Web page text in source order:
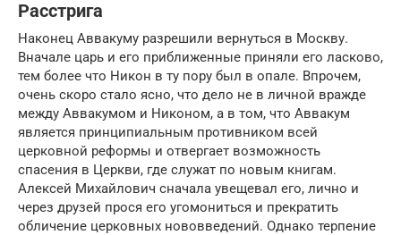
Расстрига
Наконец Аввакуму разрешили вернуться в Москву.
Вначале царь и его приближенные приняли его ласково,
тем более что Никон в ту пору был в опале. Впрочем,
очень скоро стало ясно, что дело не в личной вражде
между Аввакумом и Никоном, а в том, что Аввакум
является принципиальным противником всей
церковной реформы и отвергает возможность
спасения в Церкви, где служат по новым книгам.
Алексей Михайлович сначала увещевал его, лично и
через друзей прося его угомониться и прекратить
обличение церковных нововведений. Однако терпение